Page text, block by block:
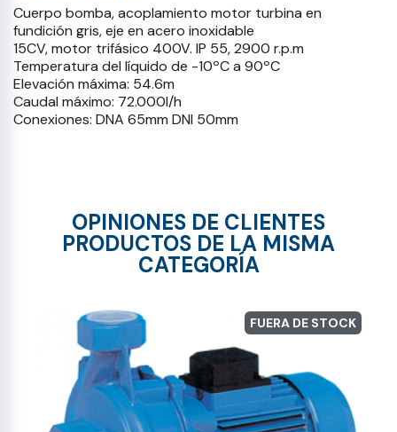
Cuerpo bomba, acoplamiento motor turbina en
fundición gris, eje en acero inoxidable
15CV, motor trifásico 400V. IP 55, 2900 r.p.m
Temperatura del líquido de -10ºC a 90ºC
Elevación máxima: 54.6m
Caudal máximo: 72.000l/h
Conexiones: DNA 65mm DNI 50mm
OPINIONES DE CLIENTES
PRODUCTOS DE LA MISMA
CATEGORÍA
FUERA DE STOCK